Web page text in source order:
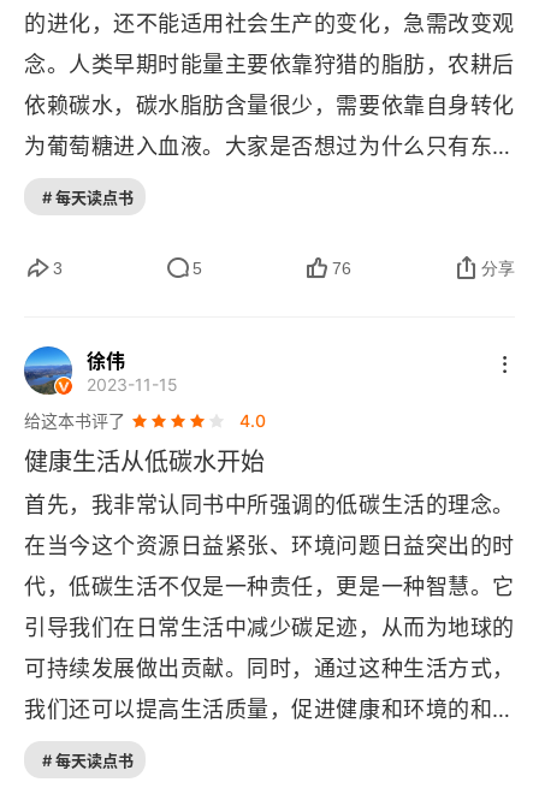
就没有健康的碳水吗？
水果不是有益于健康吗？
复杂碳水呢？
应该避免加工食品？
2 改变生活饮食法
以终为始
低血糖饮食怎样？
总碳水是什么意思？
改变生活饮食法三阶段
选择适合自己的阶段
第七章 改变生活饮食法阶段一
改变生活饮食法阶段一食物清单
的进化，还不能适用社会生产的变化，急需改变观
念。人类早期时能量主要依靠狩猎的脂肪，农耕后
依赖碳水，碳水脂肪含量很少，需要依靠自身转化
为葡萄糖进入血液。大家是否想过为什么只有东亚
人特别是中国人流行睡午觉？，最大的原因是中午
题。不道德的月嫂会喜欢让宝宝喝奶粉，因为奶粉
能量帮助消化，月嫂轻松了，孩子明显虚胖。正因
为碳水能量吸收比脂肪慢，等脑子反映吃饱，已经
过量了，自然带来肥胖，要想瘦减碳水锻炼只能加
强肌肉强度，单纯的少吃不可能（反人性）只有改
变饮食结构，减碳水！戒糖，糖被称为 “空热量”，
这说明与维生素、矿物质、氨基酸、必需脂肪相
比，糖的营养为零。它虽能提供热量，但作用也仅
限于此。空有热量，却不能提供营养补偿。啥都没
有，毫无价值。更糟糕的是，糖还会偷走身体中的
营养素。高脂肪饮食不会导致胆结石。胆结石是长
期低脂肪饮食的结果。胆囊需要脂肪，因为膳食脂
# 每天读点书
3 5 76 分享
徐伟
2023-11-15
给这本书评了
4.0
健康生活从低碳水开始
首先，我非常认同书中所强调的低碳生活的理念。
在当今这个资源日益紧张、环境问题日益突出的时
代，低碳生活不仅是一种责任，更是一种智慧。它
引导我们在日常生活中减少碳足迹，从而为地球的
可持续发展做出贡献。同时，通过这种生活方式，
我们还可以提高生活质量，促进健康和环境的和谐
共生。书中详细介绍了低碳生活的各个方面，包括
# 每天读点书